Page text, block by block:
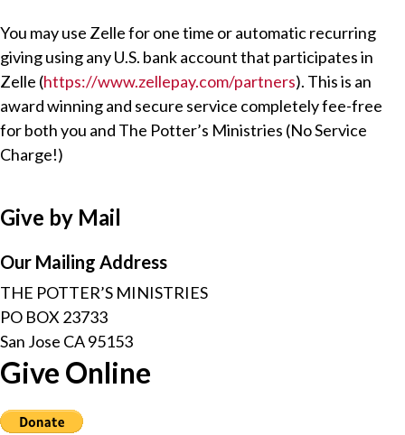
You may use Zelle for one time or automatic recurring
giving using any U.S. bank account that participates in
Zelle (https://www.zellepay.com/partners). This is an
award winning and secure service completely fee-free
for both you and The Potter’s Ministries (No Service
Charge!)
Give by Mail
Our Mailing Address
THE POTTER’S MINISTRIES
PO BOX 23733
San Jose CA 95153
Give Online